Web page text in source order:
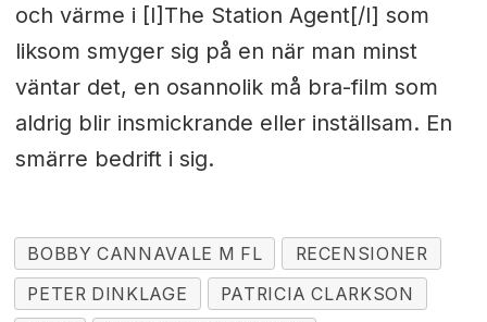
och värme i [I]The Station Agent[/I] som
liksom smyger sig på en när man minst
väntar det, en osannolik må bra-film som
aldrig blir insmickrande eller inställsam. En
smärre bedrift i sig.
BOBBY CANNAVALE M FL
RECENSIONER
PETER DINKLAGE
PATRICIA CLARKSON